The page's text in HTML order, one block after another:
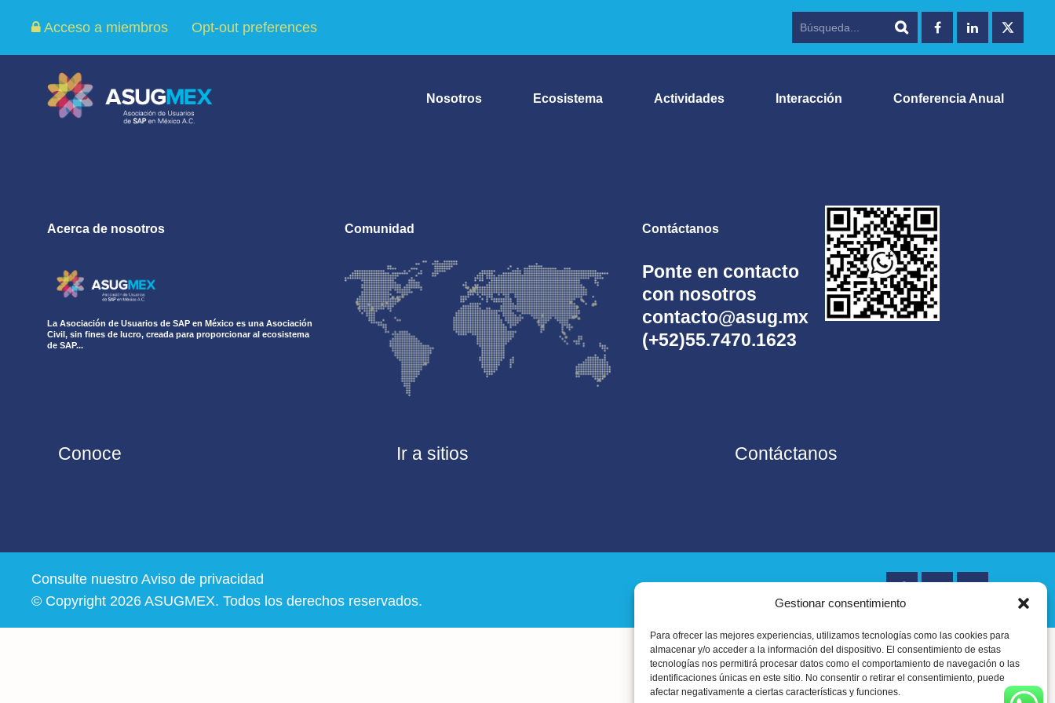
Gestionar consentimiento
Para ofrecer las mejores experiencias, utilizamos tecnologías como las cookies para
almacenar y/o acceder a la información del dispositivo. El consentimiento de estas
tecnologías nos permitirá procesar datos como el comportamiento de navegación o las
identificaciones únicas en este sitio. No consentir o retirar el consentimiento, puede
afectar negativamente a ciertas características y funciones.
Acceso a miembros Opt-out preferences
Nosotros Ecosistema Actividades Interacción Conferencia Anual
Acerca de nosotros
La Asociación de Usuarios de SAP en México es una Asociación
Civil, sin fines de lucro, creada para proporcionar al ecosistema
de SAP...
Comunidad Contáctanos
Ponte en contacto
con nosotros
contacto@asug.mx
(+52)55.7470.1623
Conoce Ir a sitios Contáctanos
Consulte nuestro Aviso de privacidad
© Copyright 2026 ASUGMEX. Todos los derechos reservados.